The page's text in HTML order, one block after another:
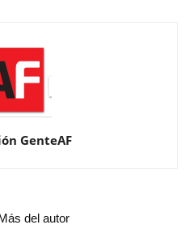
GenteAF
Más del autor